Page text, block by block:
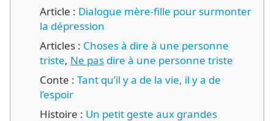
Article : Dialogue mère-fille pour surmonter
la dépression
Articles : Choses à dire à une personne
triste, Ne pas dire à une personne triste
Conte : Tant qu’il y a de la vie, il y a de
l’espoir
Histoire : Un petit geste aux grandes